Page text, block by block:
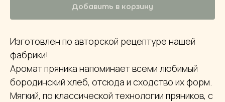
Добавить в корзину
Изготовлен по авторской рецептуре нашей
фабрики!
Аромат пряника напоминает всеми любимый
бородинский хлеб, отсюда и сходство их форм.
Мягкий, по классической технологии пряников, с